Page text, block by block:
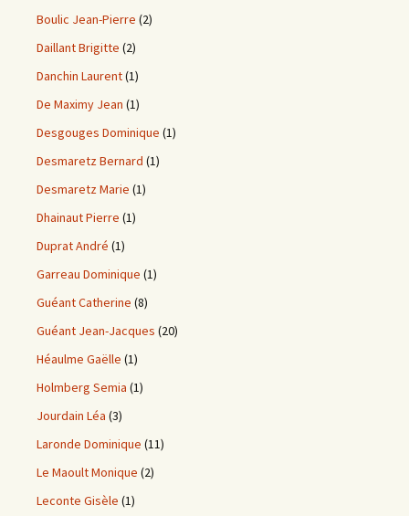
Boulic Jean-Pierre (2)
Daillant Brigitte (2)
Danchin Laurent(1)
De Maximy Jean (1)
Desgouges Dominique (1)
Desmaretz Bernard (1)
Desmaretz Marie (1)
Dhainaut Pierre (1)
Duprat André (1)
Garreau Dominique (1)
Guéant Catherine (8)
Guéant Jean-Jacques (20)
Héaulme Gaëlle (1)
Holmberg Semia (1)
Jourdain Léa (3)
Laronde Dominique (11)
Le Maoult Monique (2)
Leconte Gisèle (1)